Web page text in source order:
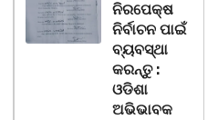
ନିରପେକ୍ଷ
ନିର୍ବାଚନ ପାଇଁ
ବ୍ୟବସ୍ଥା
କରନ୍ତୁ :
ଓଡିଶା
ଅଭିଭାବକ